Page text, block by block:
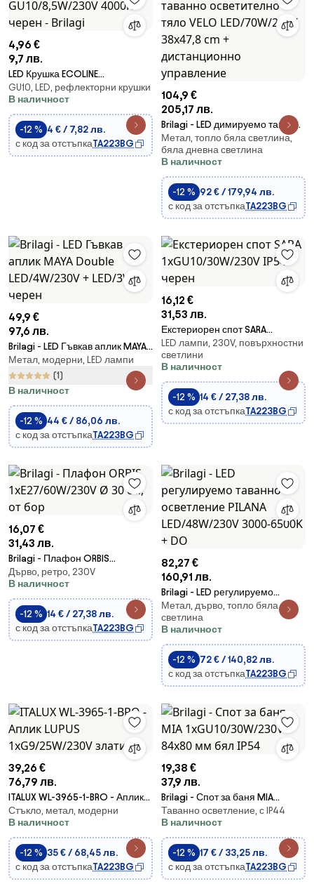
4,96 €
9,7 лв.
LED Крушка ECOLINE
GU10/8,5W/230V 4000K черен
- Brilagi
GU10, LED, рефлекторни крушки
В наличност
-12 % 4 € / 7,82 лв.
с код за отстъпкаTA223BG
104,9 €
205,17 лв.
Brilagi - LED димируемо таванно
осветително тяло VELO
LED/70W/230V 38x47,8 cm +
дистанционно управление
Метал, топло бяла светлина,
бяла дневна светлина
В наличност
-12 % 92 € / 179,94 лв.
с код за отстъпкаTA223BG
49,9 €
97,6 лв.
Brilagi - LED Гъвкав аплик MAYA
Double LED/4W/230V + LED/3W
черен
Метал, модерни, LED лампи
(1)
В наличност
-12 % 44 € / 86,06 лв.
с код за отстъпкаTA223BG
16,12 €
31,53 лв.
Екстериорен спот SARA
1xGU10/30W/230V IP54 черен
LED лампи, 230V, повърхностни
светлини
В наличност
-12 % 14 € / 27,38 лв.
с код за отстъпкаTA223BG
16,07 €
31,43 лв.
Brilagi - Плафон ORBIS
1xE27/60W/230V Ø 30 см, от
бор
Дърво, ретро, 230V
В наличност
-12 % 14 € / 27,38 лв.
с код за отстъпкаTA223BG
82,27 €
160,91 лв.
Brilagi - LED регулируемо
таванно осветление PILANA
LED/48W/230V 3000-6500K +
DO
Метал, дърво, топло бяла
светлина
В наличност
-12 % 72 € / 140,82 лв.
с код за отстъпкаTA223BG
39,26 €
76,79 лв.
ITALUX WL-3965-1-BRO - Аплик
LUPUS 1xG9/25W/230V златист
Стъкло, метал, модерни
В наличност
-12 % 35 € / 68,45 лв.
с код за отстъпкаTA223BG
19,38 €
37,9 лв.
Brilagi - Спот за баня MIA
1xGU10/30W/230V 84x80 мм
бял IP54
Таванно осветление, с IP44
В наличност
-12 % 17 € / 33,25 лв.
с код за отстъпкаTA223BG